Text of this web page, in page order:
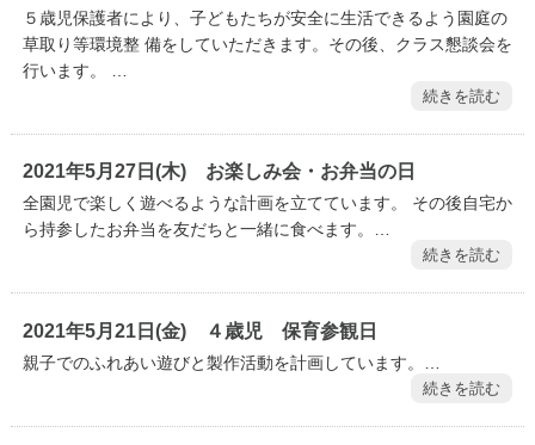
５歳児保護者により、子どもたちが安全に生活できるよう園庭の
草取り等環境整 備をしていただきます。その後、クラス懇談会を
行います。 …
続きを読む
2021年5月27日(木) お楽しみ会・お弁当の日
全園児で楽しく遊べるような計画を立てています。 その後自宅か
ら持参したお弁当を友だちと一緒に食べます。…
続きを読む
2021年5月21日(金) ４歳児 保育参観日
親子でのふれあい遊びと製作活動を計画しています。…
続きを読む